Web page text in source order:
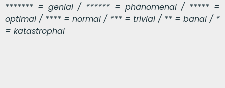
******* = genial / ****** = phänomenal / ***** =
optimal / **** = normal / *** = trivial / ** = banal / *
= katastrophal